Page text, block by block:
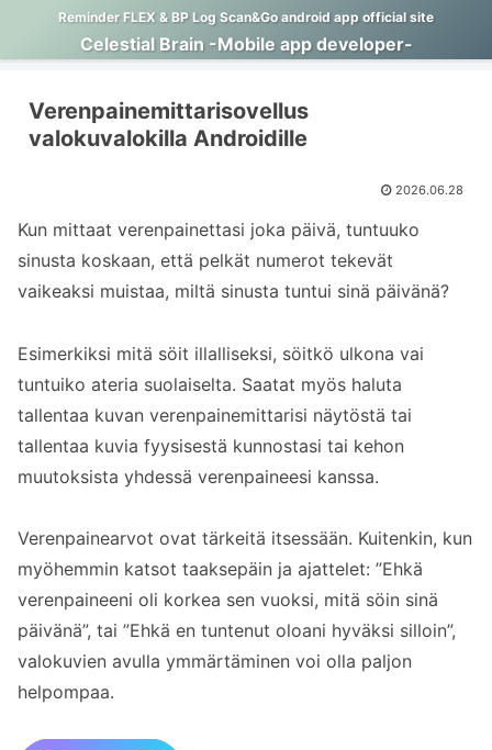
Reminder FLEX & BP Log Scan&Go android app official site
Celestial Brain -Mobile app developer-
Verenpainemittarisovellus
valokuvalokilla Androidille
2026.06.28
Kun mittaat verenpainettasi joka päivä, tuntuuko
sinusta koskaan, että pelkät numerot tekevät
vaikeaksi muistaa, miltä sinusta tuntui sinä päivänä?
Esimerkiksi mitä söit illalliseksi, söitkö ulkona vai
tuntuiko ateria suolaiselta. Saatat myös haluta
tallentaa kuvan verenpainemittarisi näytöstä tai
tallentaa kuvia fyysisestä kunnostasi tai kehon
muutoksista yhdessä verenpaineesi kanssa.
Verenpainearvot ovat tärkeitä itsessään. Kuitenkin, kun
myöhemmin katsot taaksepäin ja ajattelet: ”Ehkä
verenpaineeni oli korkea sen vuoksi, mitä söin sinä
päivänä”, tai ”Ehkä en tuntenut oloani hyväksi silloin”,
valokuvien avulla ymmärtäminen voi olla paljon
helpompaa.